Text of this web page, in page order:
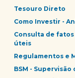
Tesouro Direto
Como Investir -
Consulta de
úteis
Regulamentos e
BSM -